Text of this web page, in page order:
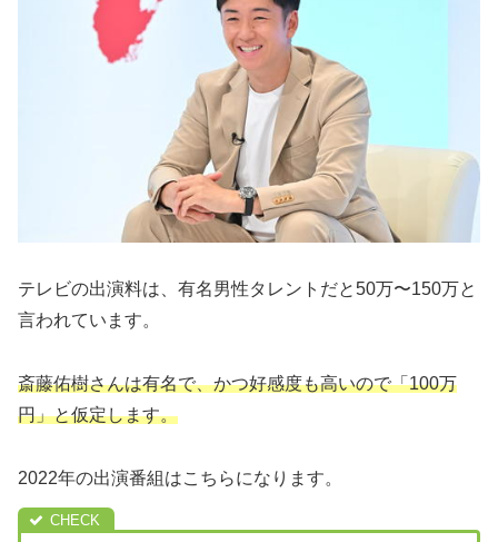
テレビの出演料は、有名男性タレントだと50万〜150万と
言われています。
斎藤佑樹さんは有名で、かつ好感度も高いので「100万
円」と仮定します。
2022年の出演番組はこちらになります。